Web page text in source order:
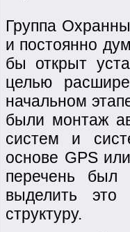
Группа
и постоянно
бы открыт
целью
начальном
были монтаж
систем и
основе GPS
перечень был
выделить это
структуру.